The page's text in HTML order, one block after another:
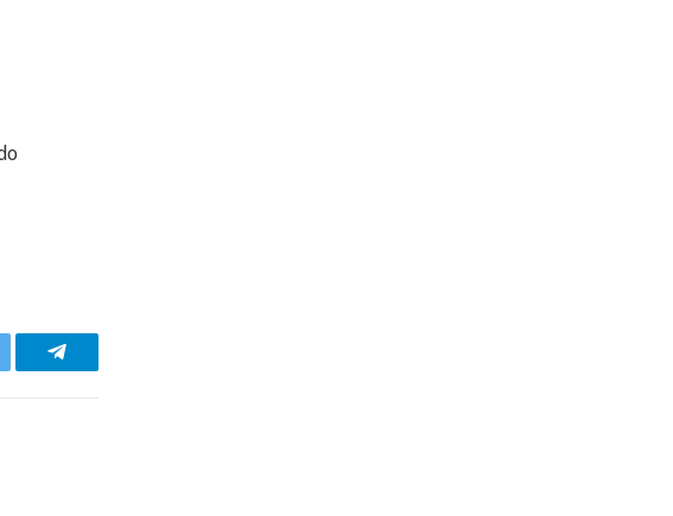
Telegram